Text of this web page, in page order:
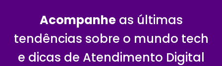
Acompanheas últimas
tendências sobre o mundo tech
e dicas de Atendimento Digital